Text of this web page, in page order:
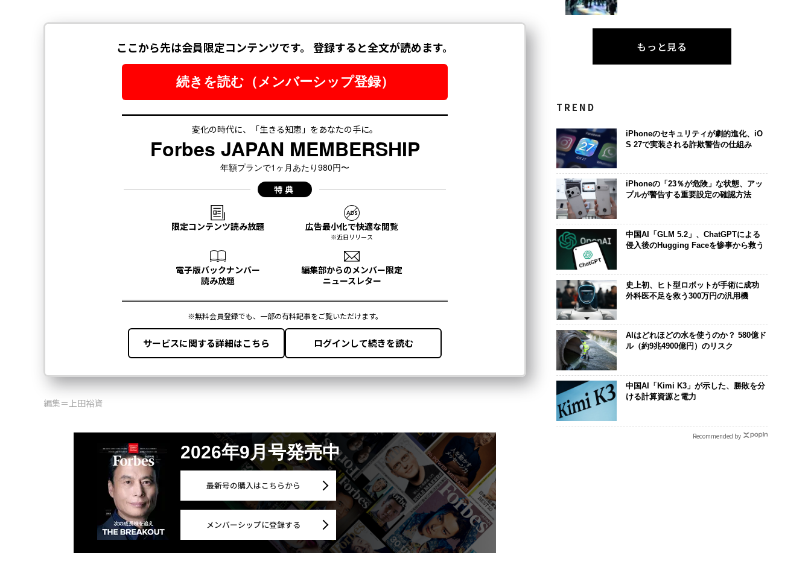
編集＝上田裕資
2026年9月号発売中
最新号の購入はこちらから
メンバーシップに登録する
もっと見る
TREND
iPhoneのセキュリティが劇的進化、iO
S 27で実装される詐欺警告の仕組み
iPhoneの「23％が危険」な状態、アッ
プルが警告する重要設定の確認方法
中国AI「GLM 5.2」、ChatGPTによる
侵入後のHugging Faceを惨事から救う
史上初、ヒト型ロボットが手術に成功
外科医不足を救う300万円の汎用機
AIはどれほどの水を使うのか？ 580億ド
ル（約9兆4900億円）のリスク
中国AI「Kimi K3」が示した、勝敗を分
ける計算資源と電力
Recommended by